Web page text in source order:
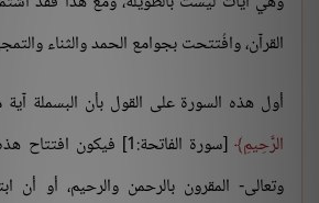
القرآن، وافُتتحت بجوامع الحمد والثناء
أول هذه السورة على القول بأن البسملة آية
الرَّحِيمِ
[سورة الفاتحة:1] فيكون
وتعالى- المقرون بالرحمن والرحيم، أو أن